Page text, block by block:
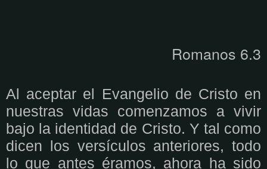
Romanos 6.3
Al aceptar el Evangelio de Cristo en
nuestras vidas comenzamos a vivir
bajo la identidad de Cristo. Y tal como
dicen los versículos anteriores, todo
lo que antes éramos, ahora ha sido